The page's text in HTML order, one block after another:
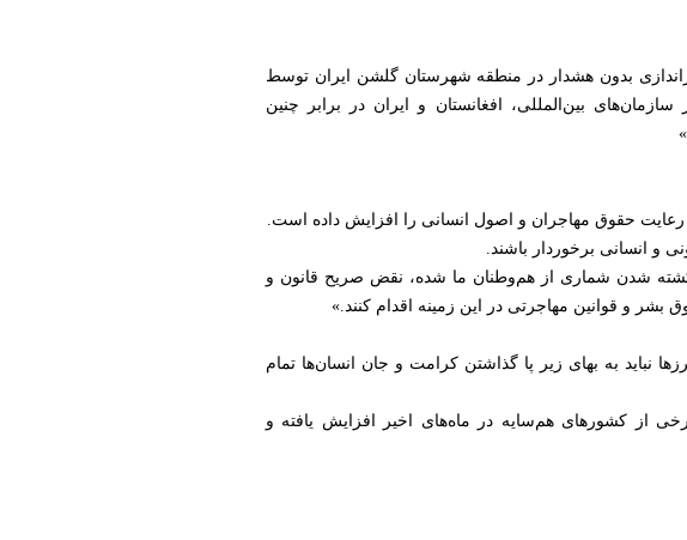
بدون هشدار در منطقه شهرستان گلشن ایران توسط
بین‌المللی، افغانستان و ایران در برابر چنین
رعایت حقوق مهاجران و اصول انسانی را افزایش داده است.
و انسانی برخوردار باشند.
کشته شدن شماری از هم‌وطنان ما شده، نقض صریح قانون و
و قوانین مهاجرتی در این زمینه اقدام کنند.»
نباید به بهای زیر پا گذاشتن کرامت و جان انسان‌ها تمام
از کشورهای هم‌سایه در ماه‌های اخیر افزایش یافته و